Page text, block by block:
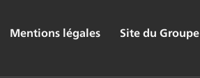
Mentions légales Site du Groupe